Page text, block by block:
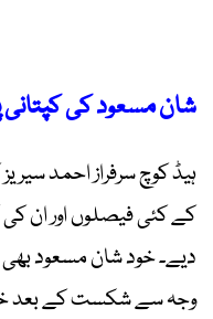
شان مسعود کی
ہیڈ کوچ سرفراز احمد
کے کئی فیصلوں اور ان
دیے۔ خود شان مسعود بھی
وجہ سے شکست کے بعد